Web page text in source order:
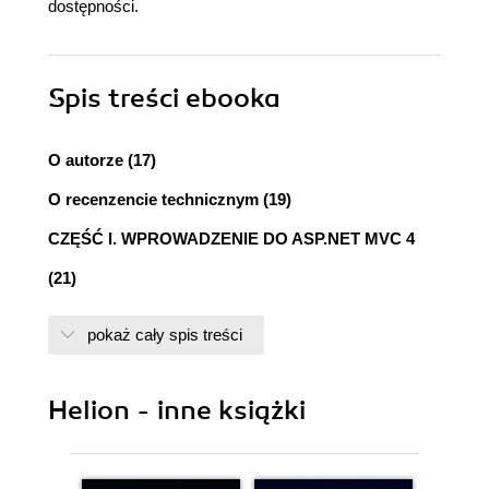
dostępności.
Spis treści ebooka
O autorze (17)
O recenzencie technicznym (19)
CZĘŚĆ I. WPROWADZENIE DO ASP.NET MVC 4
(21)
Krótka historia programowania witryn WWW (23)
(23)
Co poszło nie tak z ASP.NET Web Forms?
(25)
Programowanie witryn WWW - stan obecny (25)
pokaż cały spis treści
Helion - inne książki